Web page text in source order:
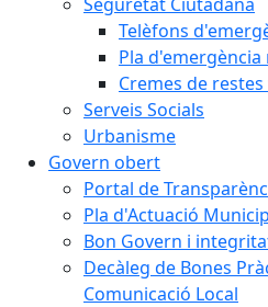
Telèfons
Pla
Cremes de
Serveis Socials
Urbanisme
Govern obert
Portal de
Pla d'Actuació
Bon Govern i
Decàleg de Bones
Comunicació Local